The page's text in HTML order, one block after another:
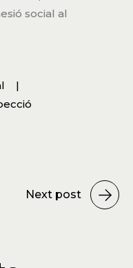
social al
Next post